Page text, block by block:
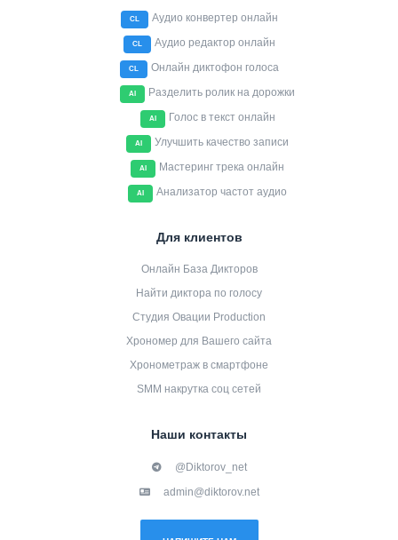
CL Аудио конвертер онлайн
CL Аудио редактор онлайн
CL Онлайн диктофон голоса
AI Разделить ролик на дорожки
AI Голос в текст онлайн
AI Улучшить качество записи
AI Мастеринг трека онлайн
AI Анализатор частот аудио
Для клиентов
Онлайн База Дикторов
Найти диктора по голосу
Студия Овации Production
Хрономер для Вашего сайта
Хронометраж в смартфоне
SMM накрутка соц сетей
Наши контакты
@Diktorov_net
admin@diktorov.net